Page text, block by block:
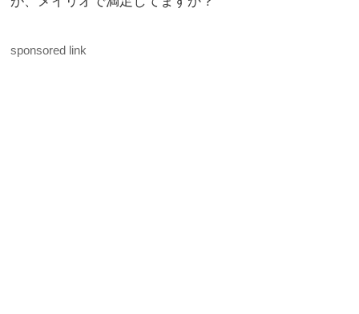
sponsored link